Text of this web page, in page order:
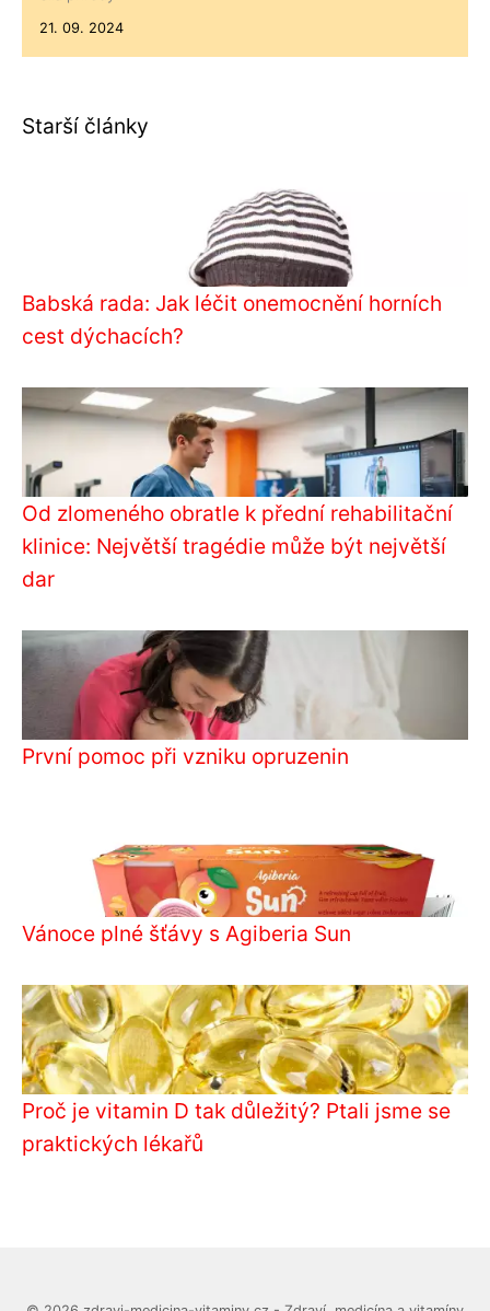
21. 09. 2024
Starší články
Babská rada: Jak léčit onemocnění horních
cest dýchacích?
Od zlomeného obratle k přední rehabilitační
klinice: Největší tragédie může být největší
dar
První pomoc při vzniku opruzenin
Vánoce plné šťávy s Agiberia Sun
Proč je vitamin D tak důležitý? Ptali jsme se
praktických lékařů